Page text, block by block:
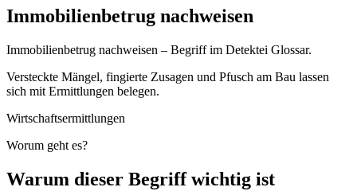
Immobilienbetrug nachweisen
Immobilienbetrug nachweisen – Begriff im Detektei Glossar.
Versteckte Mängel, fingierte Zusagen und Pfusch am Bau lassen
sich mit Ermittlungen belegen.
Wirtschaftsermittlungen
Worum geht es?
Warum dieser Begriff wichtig ist